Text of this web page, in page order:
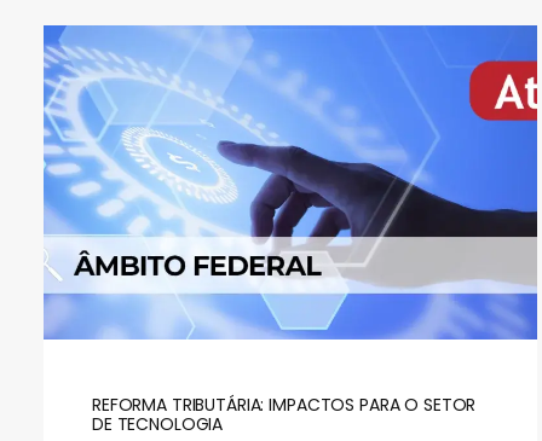
REFORMA TRIBUTÁRIA: IMPACTOS PARA O SETOR
DE TECNOLOGIA